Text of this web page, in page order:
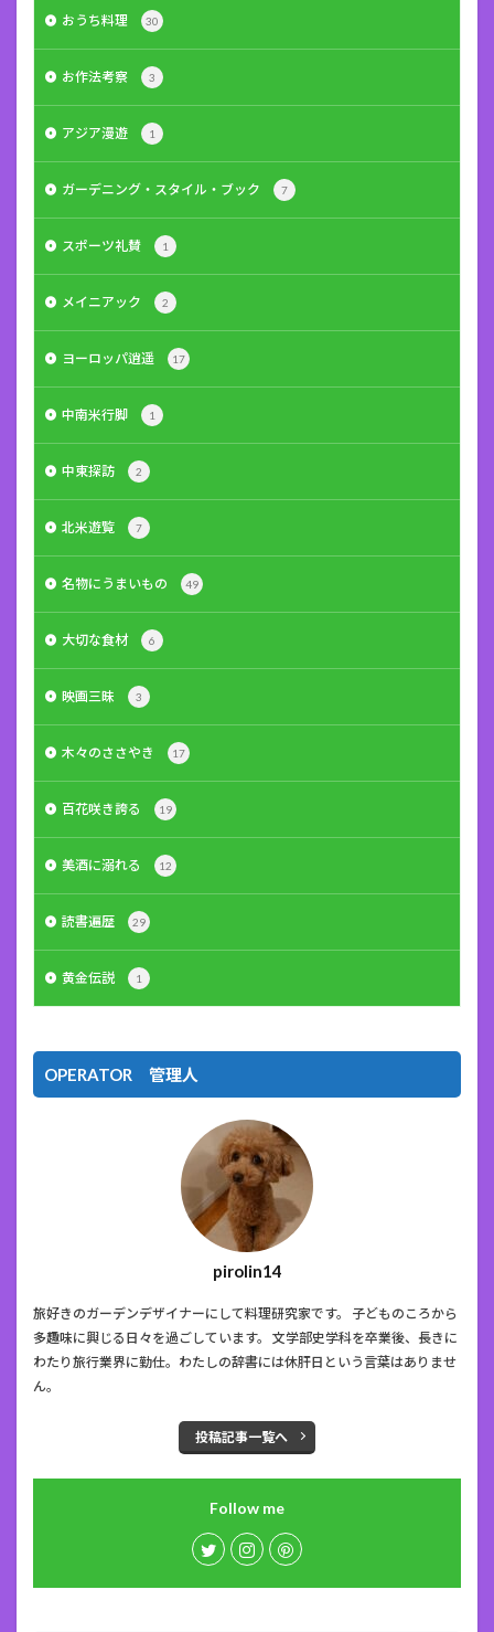
おうち料理 30
お作法考察 3
アジア漫遊 1
ガーデニング・スタイル・ブック 7
スポーツ礼賛 1
メイニアック 2
ヨーロッパ逍遥 17
中南米行脚 1
中東探訪 2
北米遊覧 7
名物にうまいもの 49
大切な食材 6
映画三昧 3
木々のささやき 17
百花咲き誇る 19
美酒に溺れる 12
読書遍歴 29
黄金伝説 1
OPERATOR 管理人
pirolin14
旅好きのガーデンデザイナーにして料理研究家です。 子どものころから
多趣味に興じる日々を過ごしています。 文学部史学科を卒業後、長きに
わたり旅行業界に勤仕。わたしの辞書には休肝日という言葉はありませ
ん。
投稿記事一覧へ
Follow me